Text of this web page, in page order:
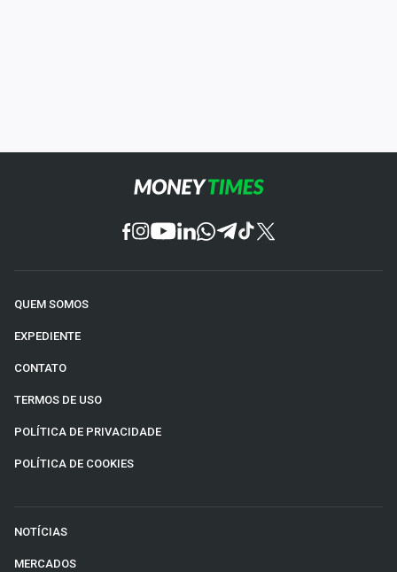
QUEM SOMOS
EXPEDIENTE
CONTATO
TERMOS DE USO
POLÍTICA DE PRIVACIDADE
POLÍTICA DE COOKIES
NOTÍCIAS
MERCADOS